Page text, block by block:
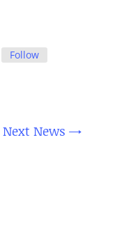
Follow
Next News →